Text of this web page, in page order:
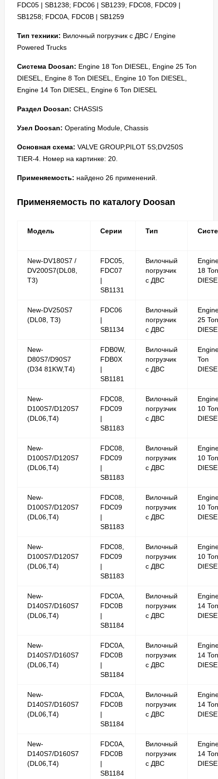
FDC05 | SB1238; FDC06 | SB1239; FDC08, FDC09 |
SB1258; FDC0A, FDC0B | SB1259
Тип техники: Вилочный погрузчик с ДВС / Engine
Powered Trucks
Система Doosan: Engine 18 Ton DIESEL, Engine 25 Ton
DIESEL, Engine 8 Ton DIESEL, Engine 10 Ton DIESEL,
Engine 14 Ton DIESEL, Engine 6 Ton DIESEL
Раздел Doosan: CHASSIS
Узел Doosan: Operating Module, Chassis
Основная схема: VALVE GROUP,PILOT 5S;DV250S
TIER-4. Номер на картинке: 20.
Применяемость: найдено 26 применений.
Применяемость по каталогу Doosan
Модель Серии Тип
New-DV180S7 /
DV200S7(DL08,
T3)
FDC05,
FDC07
|
SB1131
Вилочный
погрузчик
с ДВС
18 Ton
New-DV250S7
(DL08, T3)
FDC06
|
SB1134
Вилочный
погрузчик
с ДВС
25 Ton
New-
D80S7/D90S7
(D34 81KW,T4)
FDB0W,
FDB0X
|
SB1181
Вилочный
погрузчик
с ДВС
Ton
New-
D100S7/D120S7
(DL06,T4)
FDC08,
FDC09
|
SB1183
Вилочный
погрузчик
с ДВС
10 Ton
New-
D100S7/D120S7
(DL06,T4)
FDC08,
FDC09
|
SB1183
Вилочный
погрузчик
с ДВС
10 Ton
New-
D100S7/D120S7
(DL06,T4)
FDC08,
FDC09
|
SB1183
Вилочный
погрузчик
с ДВС
10 Ton
New-
D100S7/D120S7
(DL06,T4)
FDC08,
FDC09
|
SB1183
Вилочный
погрузчик
с ДВС
10 Ton
New-
D140S7/D160S7
(DL06,T4)
FDC0A,
FDC0B
|
SB1184
Вилочный
погрузчик
с ДВС
14 Ton
New-
D140S7/D160S7
(DL06,T4)
FDC0A,
FDC0B
|
SB1184
Вилочный
погрузчик
с ДВС
14 Ton
New-
D140S7/D160S7
(DL06,T4)
FDC0A,
FDC0B
|
SB1184
Вилочный
погрузчик
с ДВС
14 Ton
New-
D140S7/D160S7
(DL06,T4)
FDC0A,
FDC0B
|
SB1184
Вилочный
погрузчик
с ДВС
14 Ton